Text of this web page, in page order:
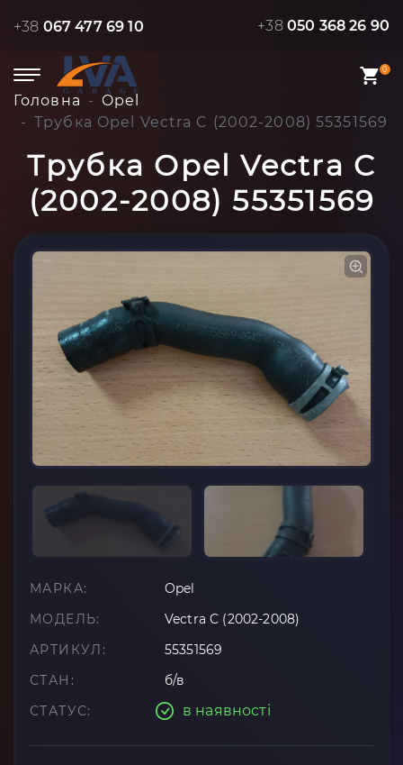
+38 067 477 69 10 +38 050 368 26 90
0
Головна
Opel
Трубка Opel Vectra C (2002-2008) 55351569
Трубка Opel Vectra C
(2002-2008) 55351569
МАРКА:
Opel
МОДЕЛЬ:
Vectra C (2002-2008)
АРТИКУЛ:
55351569
СТАН:
б/в
СТАТУС:
в наявності